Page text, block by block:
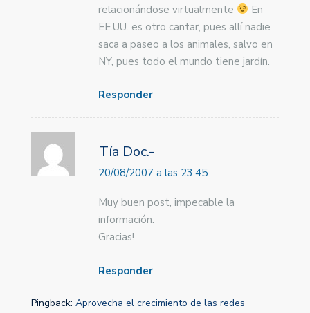
relacionándose virtualmente
En
EE.UU. es otro cantar, pues allí nadie
saca a paseo a los animales, salvo en
NY, pues todo el mundo tiene jardín.
Responder
Tía Doc.-
20/08/2007 a las 23:45
Muy buen post, impecable la
información.
Gracias!
Responder
Pingback: Aprovecha el crecimiento de las redes